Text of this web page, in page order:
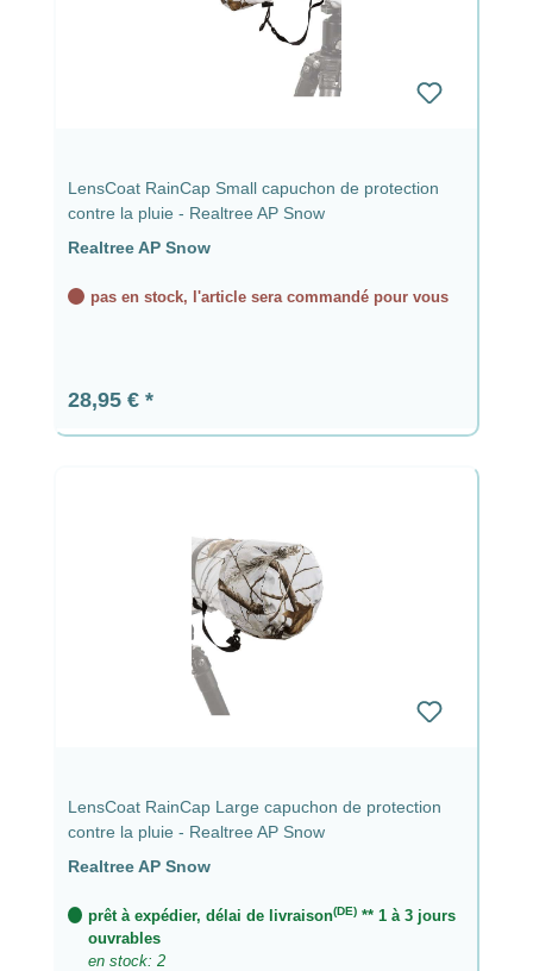
LensCoat RainCap Small capuchon de protection
contre la pluie - Realtree AP Snow
Realtree AP Snow
pas en stock, l'article sera commandé pour vous
Prix régulier :
28,95 €
LensCoat RainCap Large capuchon de protection
contre la pluie - Realtree AP Snow
Realtree AP Snow
prêt à expédier, délai de livraison(DE)** 1 à 3 jours
ouvrables
en stock: 2